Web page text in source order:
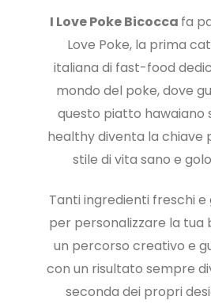
I Love Poke Bicocca fa
Love Poke, la prima
italiana di fast-food
mondo del poke, dove
questo piatto hawaiano
healthy diventa la chiave
stile di vita sano e
Tanti ingredienti freschi e
per personalizzare la tua
un percorso creativo e
con un risultato sempre
seconda dei propri